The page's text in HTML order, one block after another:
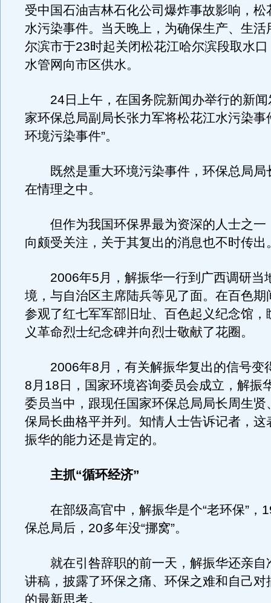
受中国石油吉林石化公司爆炸事故影响，松
水污染事件。当天晚上，为确保生产、生活
尔滨市于23时起关闭松花江哈尔滨段取水
水管网向市区供水。
24日上午，在国务院新闻办举行的新闻
家环保总局副局长张力军将松花江水污染事
环境污染事件”。
既然是重大环境污染事件，环保总局局
在情理之中。
但作为我国环保界最为资深的人士之一
向颇受关注，关于其复出的消息也不时传出
2006年5月，解振华一行到广西调研当
境，与自治区主席陆兵等见了面。在百色期
参观了红七军军部旧址、百色起义纪念馆，
义革命烈士纪念碑并向烈士敬献了花圈。
2006年8月，有关解振华复出的信号变
8月18日，国家环境咨询委员会成立，解振
委员当中，跟现任国家环保总局局长周生贤
保局长曲格平并列。知情人士告诉记者，这
振华的能力还是肯定的。
主抓“循环经济”
在部级高官中，解振华是个“老环保”，
保总局后，20多年没“挪窝”。
就在引咎辞职的前一天，解振华还亲自
讲稿，披露了环保之痛、环保之难和自己对
的最新思考。